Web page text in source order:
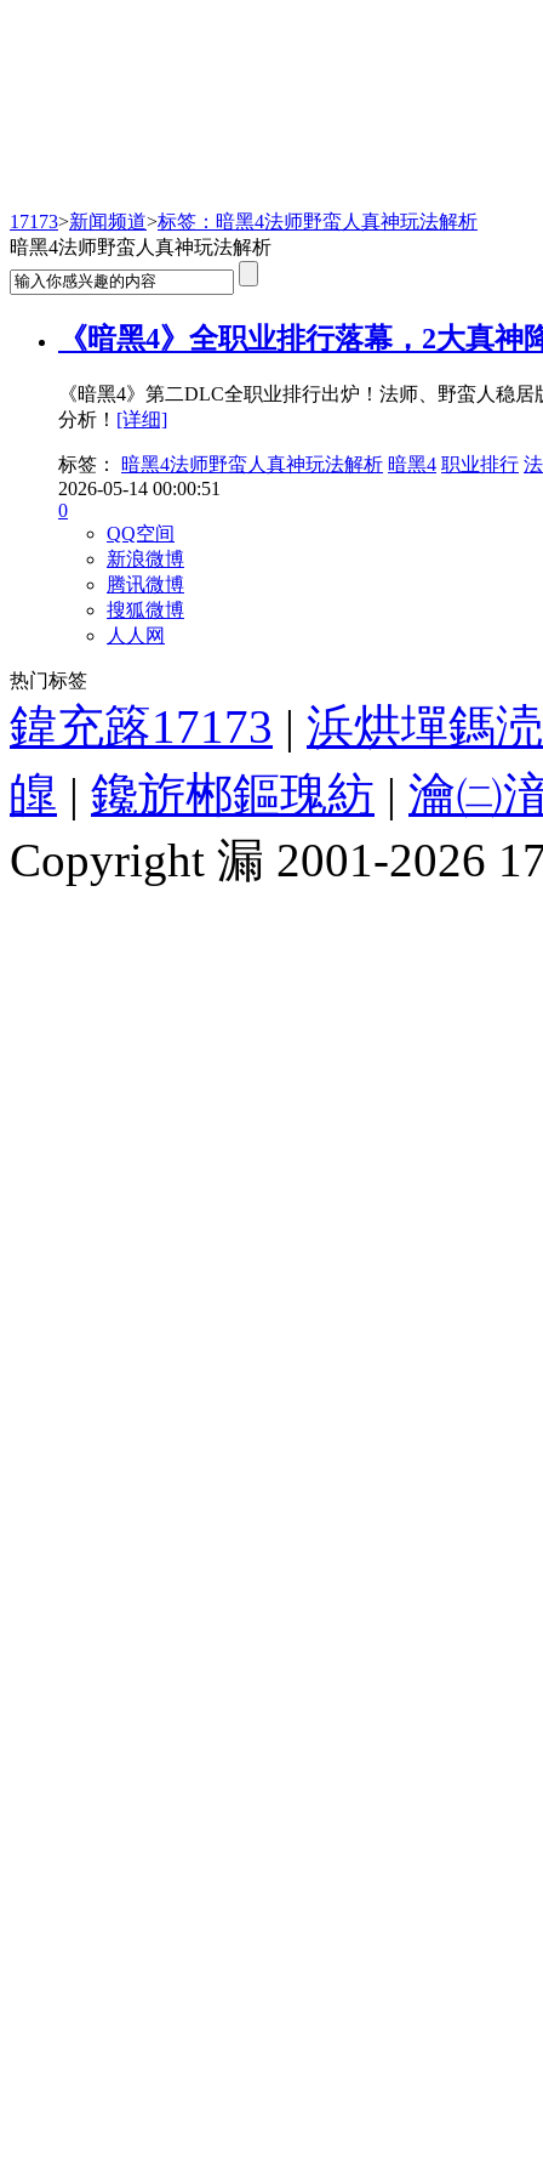
17173>新闻频道>标签：暗黑4法师野蛮人真神玩法解析
暗黑4法师野蛮人真神玩法解析
《暗黑4》全职业排行落幕，2大真
《暗黑4》第二DLC全职业排行出炉！法师、野蛮人稳
分析！ [详细]
标签： 暗黑4法师野蛮人真神玩法解析 暗黑4 职业排行
2026-05-14 00:00:51
0
QQ空间
新浪微博
腾讯微博
搜狐微博
人人网
热门标签
鍏充簬17173 | 浜烘墠鎷
皥 | 鑱旂郴鏂瑰紡 | 瀹㈡
Copyright 漏 2001-2026